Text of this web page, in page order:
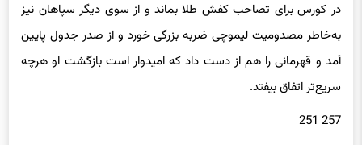
در کورس برای تصاحب کفش طلا بماند و از سوی دیگر سپاهان نیز
به‌خاطر مصدومیت لیموچی ضربه بزرگی خورد و از صدر جدول پایین
آمد و قهرمانی را هم از دست داد که امیدوار است بازگشت او هرچه
سریع‌تر اتفاق بیفتد.
257 251